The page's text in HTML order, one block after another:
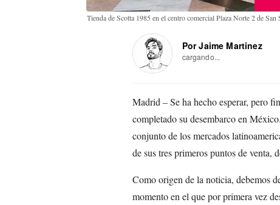
Tienda de Scotta 1985 en el centro comercial Plaza Norte 2 de
Por Jaime Martinez
cargando...
Madrid – Se ha hecho esperar, pero
completado su desembarco en
conjunto de los mercados
de sus tres primeros puntos de venta,
Como origen de la noticia, debemos
momento en el que por primera vez